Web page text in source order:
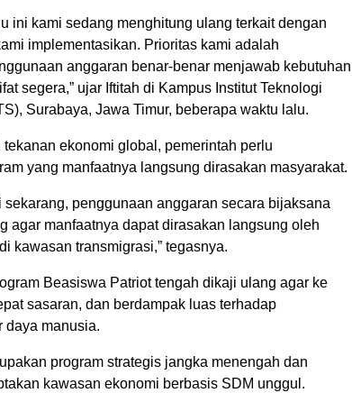
ini kami sedang menghitung ulang terkait dengan
implementasikan. Prioritas kami adalah
anggaran benar-benar menjawab kebutuhan
segera,” ujar Iftitah di Kampus Institut Teknologi
Surabaya, Jawa Timur, beberapa waktu lalu.
tekanan ekonomi global, pemerintah perlu
yang manfaatnya langsung dirasakan masyarakat.
sekarang, penggunaan anggaran secara bijaksana
agar manfaatnya dapat dirasakan langsung oleh
kawasan transmigrasi,” tegasnya.
Beasiswa Patriot tengah dikaji ulang agar ke
sasaran, dan berdampak luas terhadap
daya manusia.
program strategis jangka menengah dan
kawasan ekonomi berbasis SDM unggul.